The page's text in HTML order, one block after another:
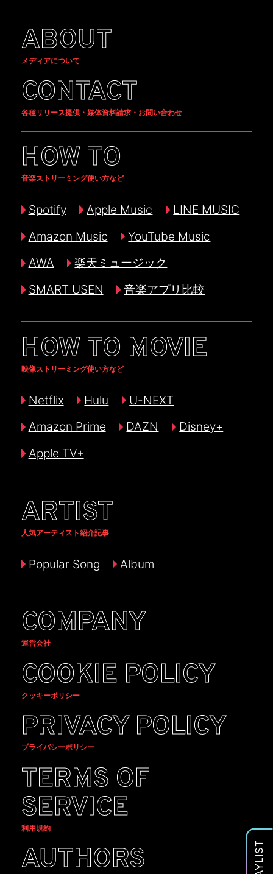
ABOUT
メディアについて
CONTACT
各種リリース提供・媒体資料請求・お問い合わせ
HOW TO
音楽ストリーミング使い方など
Spotify Apple Music
LINE MUSIC
Amazon Music
YouTube Music
AWA
楽天ミュージック
SMART USEN
音楽アプリ比較
HOW TO MOVIE
映像ストリーミング使い方など
Netflix Hulu
U-NEXT
Amazon Prime
DAZN
Disney+
Apple TV+
ARTIST
人気アーティスト紹介記事
Popular Song Album
COMPANY
運営会社
COOKIE POLICY
クッキーポリシー
PRIVACY POLICY
プライバシーポリシー
TERMS OF
SERVICE
利用規約
AUTHORS